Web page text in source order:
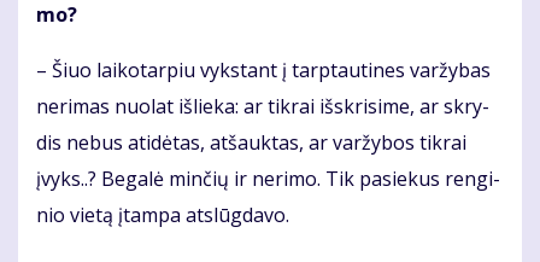
mo?
– Šiuo lai­ko­tar­piu vyks­tant į tarp­tau­ti­nes var­žy­bas
ne­ri­mas nuo­lat iš­lie­ka: ar tik­rai iš­skri­si­me, ar skry­
dis ne­bus ati­dė­tas, at­šauk­tas, ar var­žy­bos tik­rai
įvyks..? Be­ga­lė min­čių ir ne­ri­mo. Tik pa­sie­kus ren­gi­
nio vie­tą įtam­pa at­slūg­da­vo.